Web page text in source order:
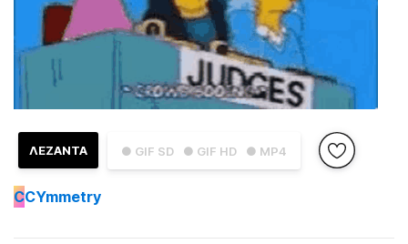
● GIF SD ● GIF HD ● MP4
ΛΕΖΑΝΤΑ
CCYmmetry